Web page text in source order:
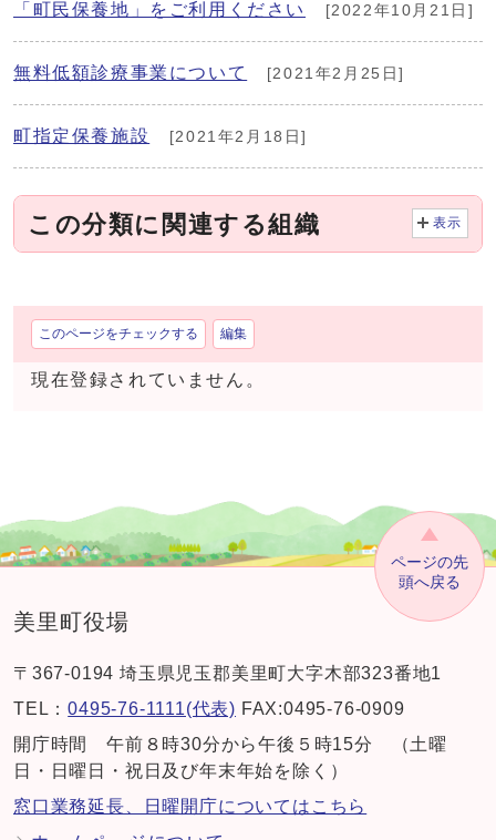
「町民保養地」をご利用ください [2022年10月21日]
無料低額診療事業について [2021年2月25日]
町指定保養施設 [2021年2月18日]
この分類に関連する組織 表示
このページをチェックする 編集
現在登録されていません。
ページの先
頭へ戻る
美里町役場
〒367-0194 埼玉県児玉郡美里町大字木部323番地1
TEL：0495-76-1111(代表) FAX:0495-76-0909
開庁時間 午前８時30分から午後５時15分 （土曜
日・日曜日・祝日及び年末年始を除く）
窓口業務延長、日曜開庁についてはこちら